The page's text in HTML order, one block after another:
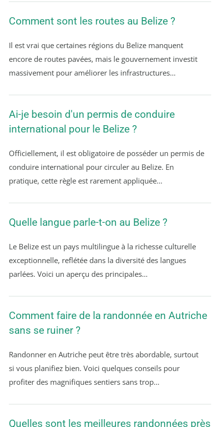
Comment sont les routes au Belize ?
Il est vrai que certaines régions du Belize manquent
encore de routes pavées, mais le gouvernement investit
massivement pour améliorer les infrastructures…
Ai-je besoin d'un permis de conduire
international pour le Belize ?
Officiellement, il est obligatoire de posséder un permis de
conduire international pour circuler au Belize. En
pratique, cette règle est rarement appliquée…
Quelle langue parle-t-on au Belize ?
Le Belize est un pays multilingue à la richesse culturelle
exceptionnelle, reflétée dans la diversité des langues
parlées. Voici un aperçu des principales…
Comment faire de la randonnée en Autriche
sans se ruiner ?
Randonner en Autriche peut être très abordable, surtout
si vous planifiez bien. Voici quelques conseils pour
profiter des magnifiques sentiers sans trop…
Quelles sont les meilleures randonnées près